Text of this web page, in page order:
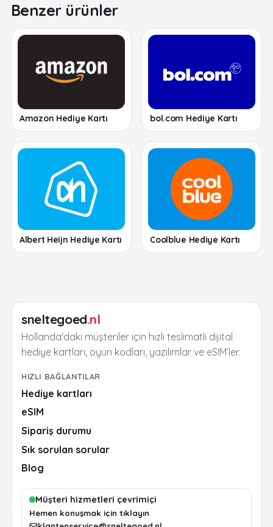
Benzer ürünler
Amazon Hediye Kartı bol.com Hediye Kartı
Albert Heijn Hediye Kartı Coolblue Hediye Kartı
sneltegoed.nl
Hollanda'daki müşteriler için hızlı teslimatlı dijital
hediye kartları, oyun kodları, yazılımlar ve eSIM’ler.
HIZLI BAĞLANTILAR
Hediye kartları
eSIM
Sipariş durumu
Sık sorulan sorular
Blog
Müşteri hizmetleri çevrimiçi
Hemen konuşmak için tıklayın